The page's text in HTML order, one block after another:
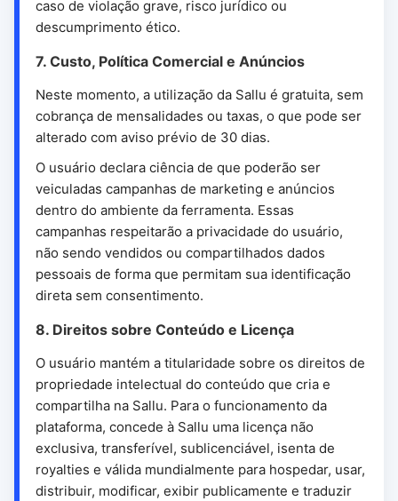
caso de violação grave, risco jurídico ou
descumprimento ético.
7. Custo, Política Comercial e Anúncios
Neste momento, a utilização da Sallu é gratuita, sem
cobrança de mensalidades ou taxas, o que pode ser
alterado com aviso prévio de 30 dias.
O usuário declara ciência de que poderão ser
veiculadas campanhas de marketing e anúncios
dentro do ambiente da ferramenta. Essas
campanhas respeitarão a privacidade do usuário,
não sendo vendidos ou compartilhados dados
pessoais de forma que permitam sua identificação
direta sem consentimento.
8. Direitos sobre Conteúdo e Licença
O usuário mantém a titularidade sobre os direitos de
propriedade intelectual do conteúdo que cria e
compartilha na Sallu. Para o funcionamento da
plataforma, concede à Sallu uma licença não
exclusiva, transferível, sublicenciável, isenta de
royalties e válida mundialmente para hospedar, usar,
distribuir, modificar, exibir publicamente e traduzir